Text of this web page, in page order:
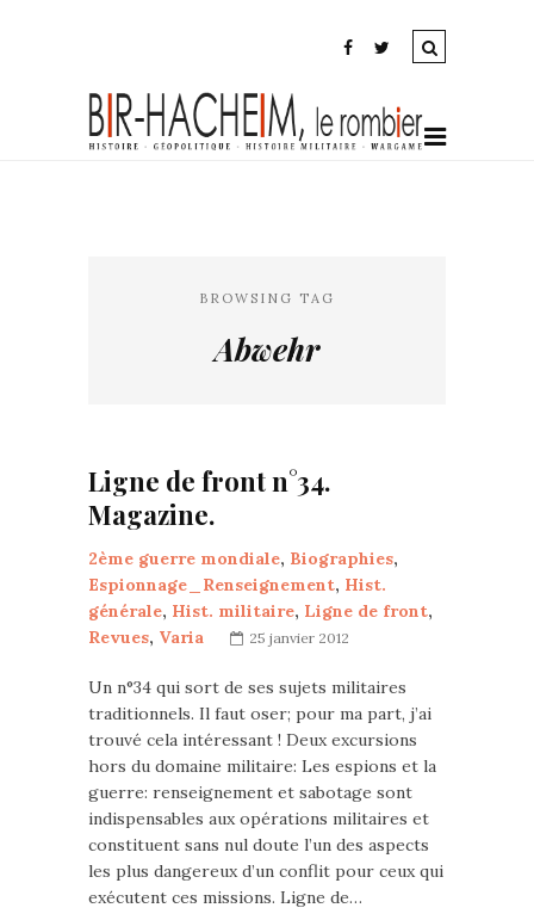
BROWSING TAG
Abwehr
Ligne de front n°34.
Magazine.
2ème guerre mondiale, Biographies,
Espionnage_Renseignement, Hist.
générale, Hist. militaire, Ligne de front,
Revues, Varia 25 janvier 2012
Un n°34 qui sort de ses sujets militaires
traditionnels. Il faut oser; pour ma part, j’ai
trouvé cela intéressant ! Deux excursions
hors du domaine militaire: Les espions et la
guerre: renseignement et sabotage sont
indispensables aux opérations militaires et
constituent sans nul doute l’un des aspects
les plus dangereux d’un conflit pour ceux qui
exécutent ces missions. Ligne de…